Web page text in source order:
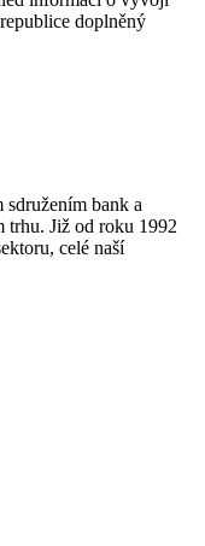
doplněný
bank a
trhu. Již od roku 1992
celé naší